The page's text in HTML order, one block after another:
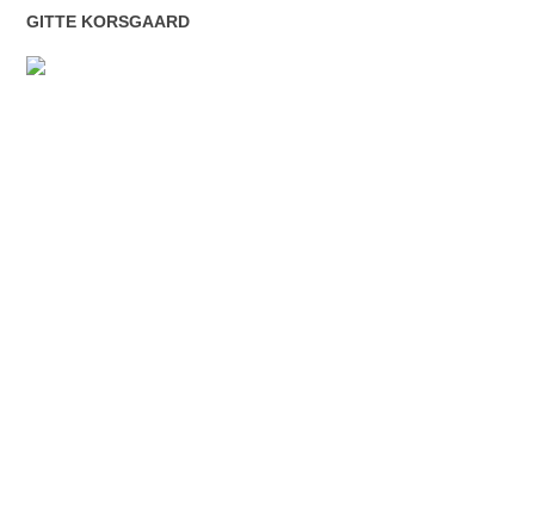
GITTE KORSGAARD